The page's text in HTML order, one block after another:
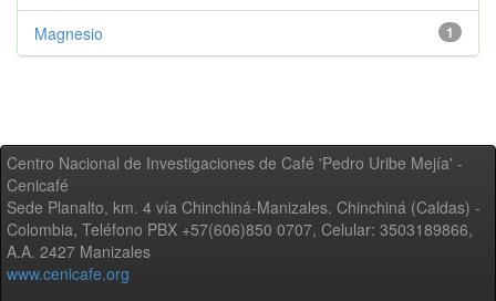
1
Magnesio
Centro Nacional de Investigaciones de Café 'Pedro Uribe Mejía' -
Cenicafé
Sede Planalto, km. 4 vía Chinchiná-Manizales. Chinchiná (Caldas) -
Colombia, Teléfono PBX +57(606)850 0707, Celular: 3503189866,
A.A. 2427 Manizales
www.cenicafe.org